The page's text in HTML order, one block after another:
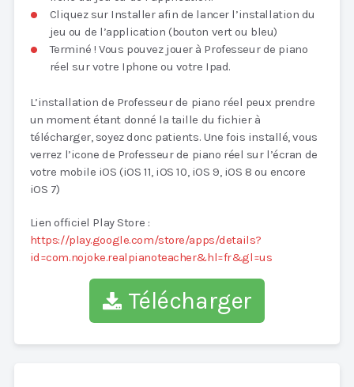
Cliquez sur Installer afin de lancer l’installation du
jeu ou de l’application (bouton vert ou bleu)
Terminé ! Vous pouvez jouer à Professeur de piano
réel sur votre Iphone ou votre Ipad.
L’installation de Professeur de piano réel peux prendre
un moment étant donné la taille du fichier à
télécharger, soyez donc patients. Une fois installé, vous
verrez l’icone de Professeur de piano réel sur l’écran de
votre mobile iOS (iOS 11, iOS 10, iOS 9, iOS 8 ou encore
iOS 7)
Lien officiel Play Store :
https://play.google.com/store/apps/details?
id=com.nojoke.realpianoteacher&hl=fr&gl=us
Télécharger